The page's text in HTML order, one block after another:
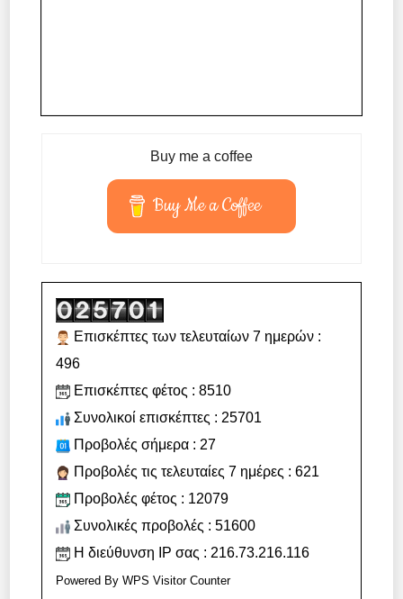
Buy me a coffee
Buy Me a Coffee
Επισκέπτες των τελευταίων 7 ημερών :
496
Επισκέπτες φέτος : 8510
Συνολικοί επισκέπτες : 25701
Προβολές σήμερα : 27
Προβολές τις τελευταίες 7 ημέρες : 621
Προβολές φέτος : 12079
Συνολικές προβολές : 51600
Η διεύθυνση IP σας : 216.73.216.116
Powered ByWPS Visitor Counter